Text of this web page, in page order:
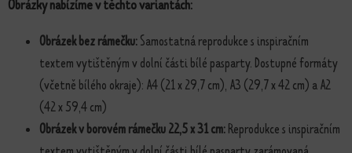
Obrázky nabízíme v těchto variantách:
Obrázek bez rámečku:Samostatná reprodukce s inspiračním
textem vytištěným v dolní části bílé pasparty. Dostupné formáty
(včetně bílého okraje): A4 (21 x 29,7 cm), A3 (29,7 x 42 cm) a A2
(42 x 59,4 cm)
Obrázek v borovém rámečku 22,5 x 31 cm:Reprodukce s inspiračním